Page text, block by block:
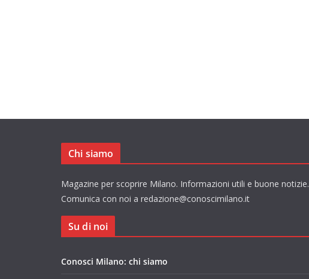
Chi siamo
Magazine per scoprire Milano. Informazioni utili e buone notizie.
Comunica con noi a redazione@conoscimilano.it
Su di noi
Conosci Milano: chi siamo